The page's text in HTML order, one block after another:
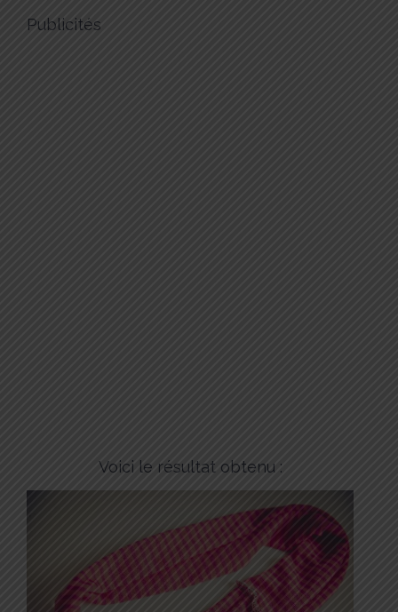
Publicités
Voici le résultat obtenu :